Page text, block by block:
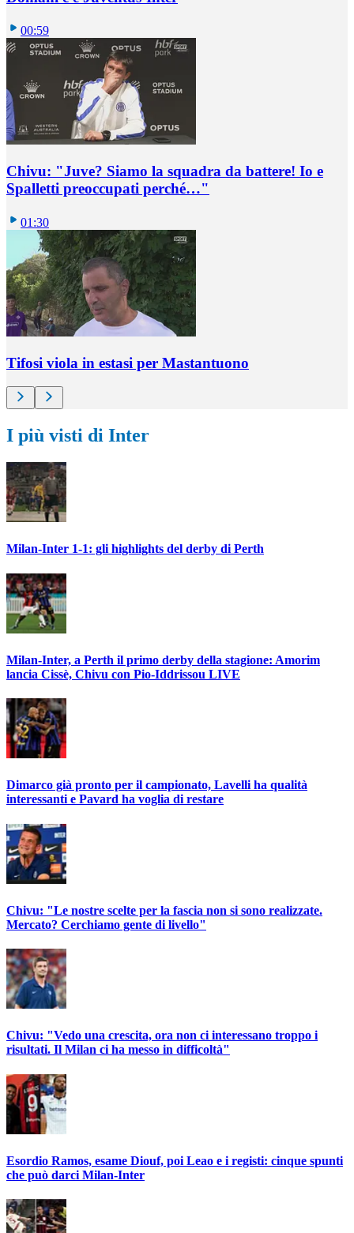
00:59
Chivu: "Juve? Siamo la squadra da battere! Io e
Spalletti preoccupati perché…"
01:30
Tifosi viola in estasi per Mastantuono
I più visti di Inter
Milan-Inter 1-1: gli highlights del derby di Perth
Milan-Inter, a Perth il primo derby della stagione: Amorim
lancia Cissè, Chivu con Pio-Iddrissou LIVE
Dimarco già pronto per il campionato, Lavelli ha qualità
interessanti e Pavard ha voglia di restare
Chivu: "Le nostre scelte per la fascia non si sono realizzate.
Mercato? Cerchiamo gente di livello"
Chivu: "Vedo una crescita, ora non ci interessano troppo i
risultati. Il Milan ci ha messo in difficoltà"
Esordio Ramos, esame Diouf, poi Leao e i registi: cinque spunti
che può darci Milan-Inter